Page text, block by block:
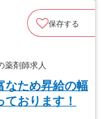
保存する
剤師求人
なため昇給の幅
おります！